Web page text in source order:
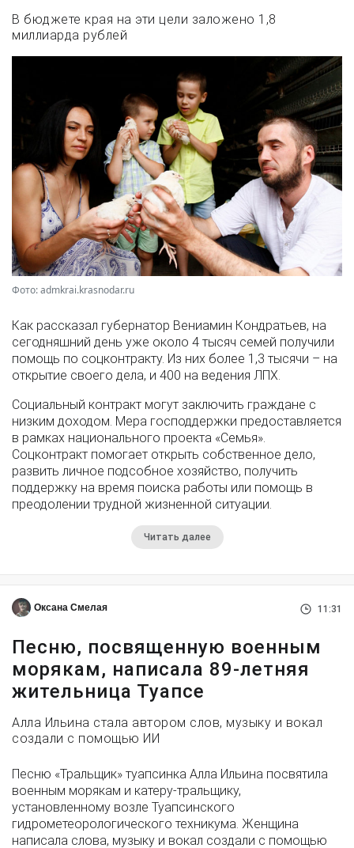
В бюджете края на эти цели заложено 1,8
миллиарда рублей
Фото: admkrai.krasnodar.ru
Как рассказал губернатор Вениамин Кондратьев, на
сегодняшний день уже около 4 тысяч семей получили
помощь по соцконтракту. Из них более 1,3 тысячи – на
открытие своего дела, и 400 на ведения ЛПХ.
Социальный контракт могут заключить граждане с
низким доходом. Мера господдержки предоставляется
в рамках национального проекта «Семья».
Соцконтракт помогает открыть собственное дело,
развить личное подсобное хозяйство, получить
поддержку на время поиска работы или помощь в
преодолении трудной жизненной ситуации.
Читать далее
Оксана Смелая 11:31
Песню, посвященную военным
морякам, написала 89-летняя
жительница Туапсе
Алла Ильина стала автором слов, музыку и вокал
создали с помощью ИИ
Песню «Тральщик» туапсинка Алла Ильина посвятила
военным морякам и катеру-тральщику,
установленному возле Туапсинского
гидрометеорологического техникума. Женщина
написала слова, музыку и вокал создали с помощью